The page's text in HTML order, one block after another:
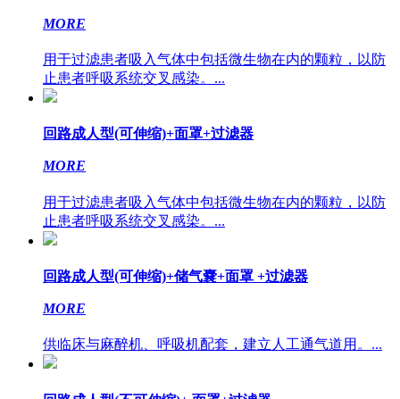
MORE
用于过滤患者吸入气体中包括微生物在内的颗粒，以防
止患者呼吸系统交叉感染。...
回路成人型(可伸缩)+面罩+过滤器
MORE
用于过滤患者吸入气体中包括微生物在内的颗粒，以防
止患者呼吸系统交叉感染。...
回路成人型(可伸缩)+储气嚢+面罩 +过滤器
MORE
供临床与麻醉机、呼吸机配套，建立人工通气道用。...